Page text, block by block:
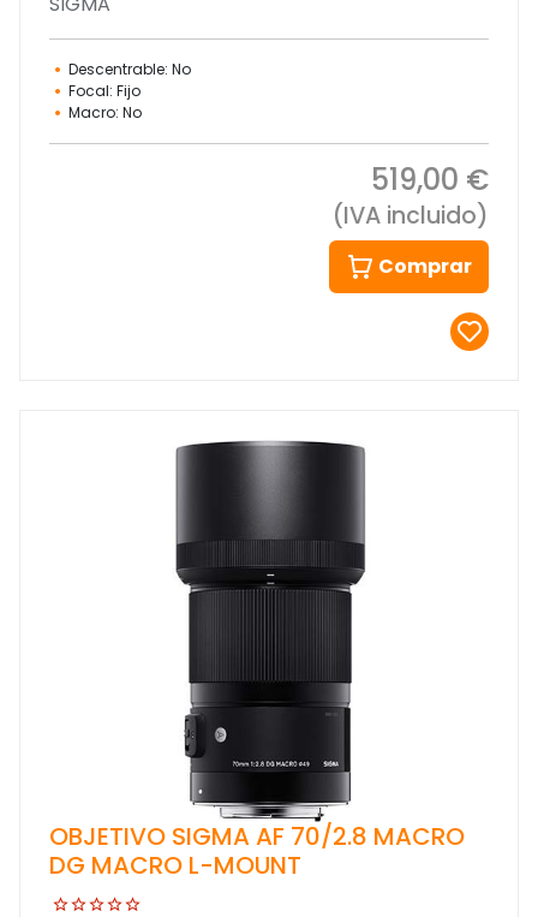
Descentrable: No
Focal: Fijo
Macro: No
519,00 €
(IVA incluido)
Comprar
OBJETIVO SIGMA AF 70/2.8 MACRO
DG MACRO L-MOUNT